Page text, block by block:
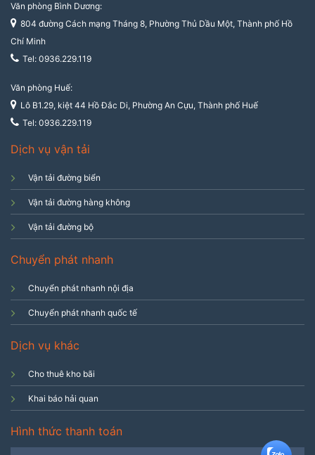
Văn phòng Bình Dương:
804 đường Cách mạng Tháng 8, Phường Thủ Dầu Một, Thành phố Hồ
Chí Minh
Tel: 0936.229.119
Văn phòng Huế:
Lô B1.29, kiệt 44 Hồ Đắc Di, Phường An Cựu, Thành phố Huế
Tel: 0936.229.119
Dịch vụ vận tải
Vận tải đường biển
Vận tải đường hàng không
Vận tải đường bộ
Chuyển phát nhanh
Chuyển phát nhanh nội địa
Chuyển phát nhanh quốc tế
Dịch vụ khác
Cho thuê kho bãi
Khai báo hải quan
Hình thức thanh toán